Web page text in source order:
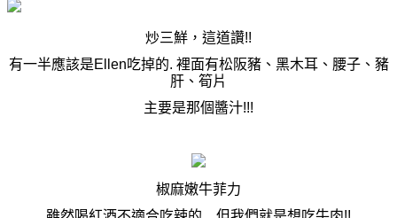
炒三鮮，這道讚!!
有一半應該是Ellen吃掉的. 裡面有松阪豬、黑木耳、腰子、豬
肝、筍片
主要是那個醬汁!!!
椒麻嫩牛菲力